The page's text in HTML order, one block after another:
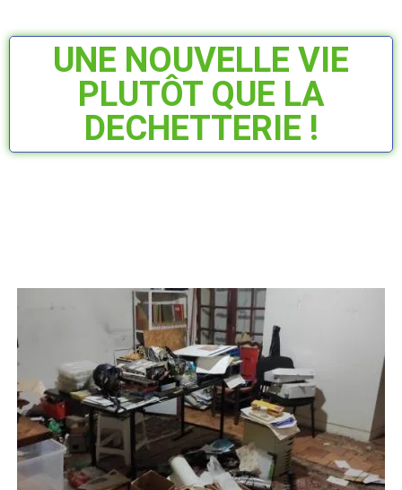
UNE NOUVELLE VIE
PLUTÔT QUE LA
DECHETTERIE !